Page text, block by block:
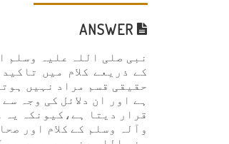
نبی صلی اللہ علیہ وسلم
کے ذریعے کلام میں
حقیقی قسم مراد نہیں
ہے اور ان دلائل کی وجہ
قرار دیتا ہے،کیونکہ یہ
وآلہ وسلم کے کلام اور